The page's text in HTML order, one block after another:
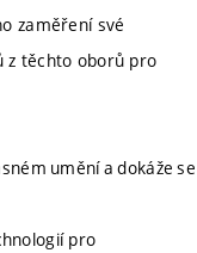
zaměření své
z těchto oborů pro
umění a dokáže se
pro